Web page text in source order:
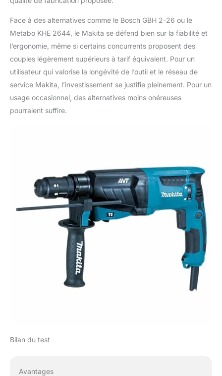
Face à des alternatives comme le Bosch GBH 2-26 ou le
Metabo KHE 2644, le Makita se défend bien sur la fiabilité et
l’ergonomie, même si certains concurrents proposent des
couples légèrement supérieurs à tarif équivalent. Pour un
utilisateur qui valorise la longévité de l’outil et le réseau de
service Makita, l’investissement se justifie pleinement. Pour un
usage occasionnel, des alternatives moins onéreuses
pourraient suffire.
Bilan du test
Avantages